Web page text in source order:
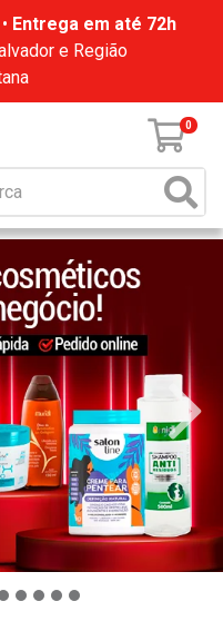
Entrega em até 72h
e Região
0